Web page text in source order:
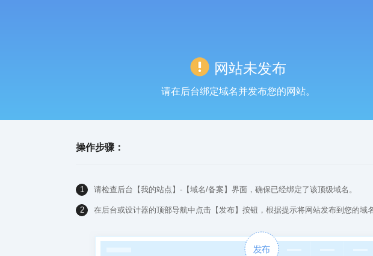
网站未发布
请在后台绑定域名并发布您的网站。
操作步骤：
1 请检查后台【我的站点】-【域名/备案】界面，确保已经绑定了该顶级域名。
2 在后台或设计器的顶部导航中点击【发布】按钮，根据提示将网站发布到您的域